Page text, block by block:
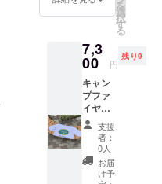
丈64 脇
仕様:丸
Unleas
h 第2弾
白 ロン
Ｔ
を
選
択
す
る
7,3
00 円
残り9
キャン
プファ
イヤー
限定価
格 7850
→7300
円 ¥550
支援
者：
0人
お届
け予